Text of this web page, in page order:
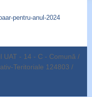
pentru-anul-2024
UAT - 14 - C - Comună /
Teritoriale 124803 /